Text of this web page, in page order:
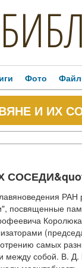
Фото
И ИХ
посвященные
самых
между собой. В.